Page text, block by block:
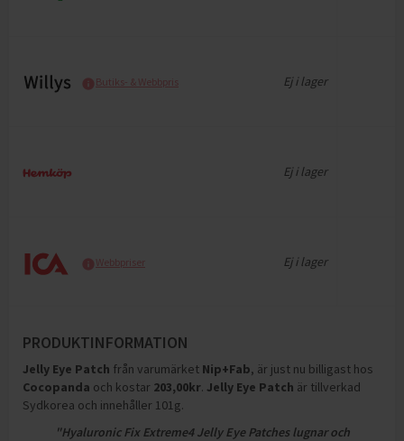
Butiks- & Webbpris Ej i lager
Ej i lager
Webbpriser Ej i lager
PRODUKTINFORMATION
Jelly Eye Patch från varumärket Nip+Fab, är just nu billigast hos
Cocopanda och kostar 203,00kr. Jelly Eye Patch är tillverkad
Sydkorea och innehåller 101g.
"Hyaluronic Fix Extreme4 Jelly Eye Patches lugnar och